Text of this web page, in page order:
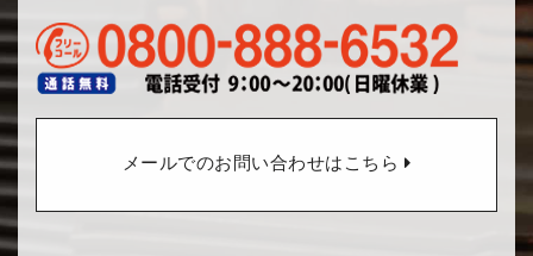
メールでのお問い合わせはこちら